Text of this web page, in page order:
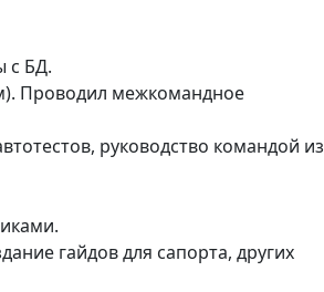
с БД.
Проводил межкомандное
руководство командой из
гайдов для сапорта, других